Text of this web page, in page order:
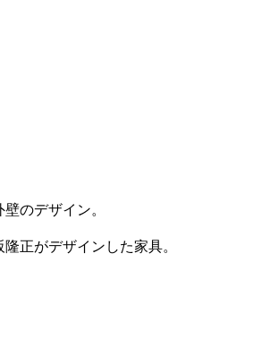
のデザイン。
正がデザインした家具。